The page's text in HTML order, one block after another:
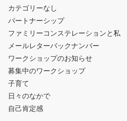
カテゴリーなし
パートナーシップ
ファミリーコンステレーションと私
メールレターバックナンバー
ワークショップのお知らせ
募集中のワークショップ
子育て
日々のなかで
自己肯定感